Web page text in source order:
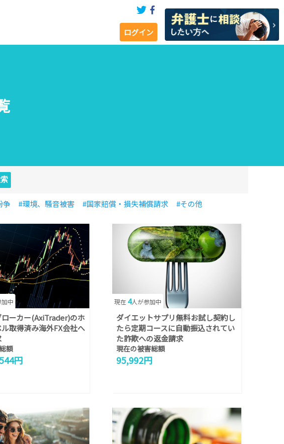
ログイン
争 #環境、騒音被害 #国家賠償・損失補償請求 #その他
中
ーカー(AxiTrader)のホ
取得済み海外FX会社へ
額
円
現在4人が参加中
ダイエットサプリ無料お試し契約し
たら定期コースに自動振込されてい
た詐欺への返金請求
現在の被害総額
95,992円